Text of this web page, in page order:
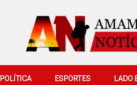
POLÍTICA ESPORTES LADO